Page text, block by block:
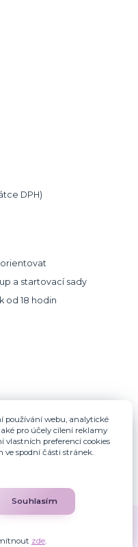
DPH)
orientovat
a startovací sady
od 18 hodin
webu, analytické
pro účely cílení reklamy
vlastních preferencí cookies
spodní části stránek.
Souhlasím
zde.